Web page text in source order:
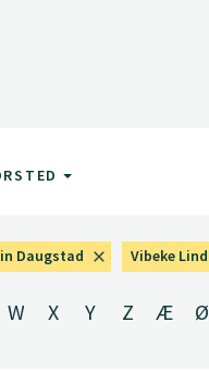
Daugstad Vibeke Lind
W X Y Z Æ Ø